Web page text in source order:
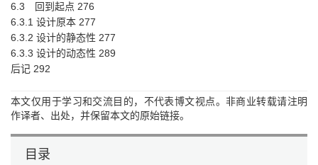
6.3 回到起点 276
6.3.1 设计原本 277
6.3.2 设计的静态性 277
6.3.3 设计的动态性 289
后记 292
本文仅用于学习和交流目的，不代表博文视点。非商业转载请注明
作译者、出处，并保留本文的原始链接。
目录